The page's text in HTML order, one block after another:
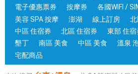
門
市
可
核
；
電子優惠票券
按摩券 各國WIFI /
美容 SPA 按摩
澎湖 線上訂房
中區 住宿券
北區 住宿券 東部 住宿
墾丁
南區 美食 中區 美食 溫泉
宅配商品